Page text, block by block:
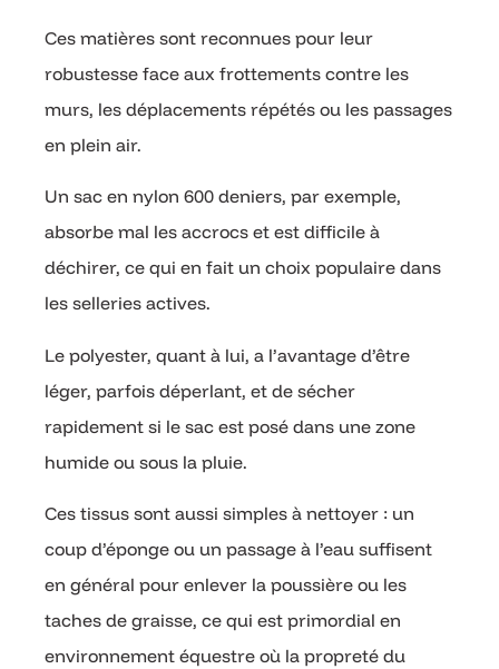
Ces matières sont reconnues pour leur
robustesse face aux frottements contre les
murs, les déplacements répétés ou les passages
en plein air.
Un sac en nylon 600 deniers, par exemple,
absorbe mal les accrocs et est difficile à
déchirer, ce qui en fait un choix populaire dans
les selleries actives.
Le polyester, quant à lui, a l’avantage d’être
léger, parfois déperlant, et de sécher
rapidement si le sac est posé dans une zone
humide ou sous la pluie.
Ces tissus sont aussi simples à nettoyer : un
coup d’éponge ou un passage à l’eau suffisent
en général pour enlever la poussière ou les
taches de graisse, ce qui est primordial en
environnement équestre où la propreté du